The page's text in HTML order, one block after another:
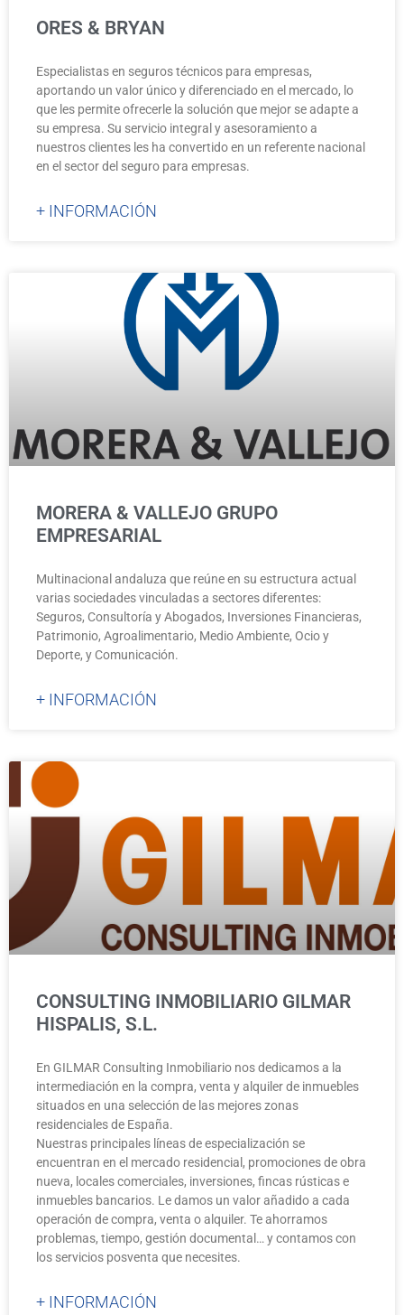
ORES & BRYAN
Especialistas en seguros técnicos para empresas,
aportando un valor único y diferenciado en el mercado, lo
que les permite ofrecerle la solución que mejor se adapte a
su empresa. Su servicio integral y asesoramiento a
nuestros clientes les ha convertido en un referente nacional
en el sector del seguro para empresas.
+ INFORMACIÓN
MORERA & VALLEJO GRUPO
EMPRESARIAL
Multinacional andaluza que reúne en su estructura actual
varias sociedades vinculadas a sectores diferentes:
Seguros, Consultoría y Abogados, Inversiones Financieras,
Patrimonio, Agroalimentario, Medio Ambiente, Ocio y
Deporte, y Comunicación.
+ INFORMACIÓN
CONSULTING INMOBILIARIO GILMAR
HISPALIS, S.L.
En GILMAR Consulting Inmobiliario nos dedicamos a la
intermediación en la compra, venta y alquiler de inmuebles
situados en una selección de las mejores zonas
residenciales de España.
Nuestras principales líneas de especialización se
encuentran en el mercado residencial, promociones de obra
nueva, locales comerciales, inversiones, fincas rústicas e
inmuebles bancarios. Le damos un valor añadido a cada
operación de compra, venta o alquiler. Te ahorramos
problemas, tiempo, gestión documental… y contamos con
los servicios posventa que necesites.
+ INFORMACIÓN